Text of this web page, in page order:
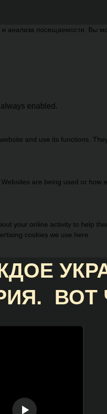
анализа посещаемости. Вы
enabled.
and use its functions.
are being used or
your online activity to help
cookies we use here.
ВОТ
НАШИ